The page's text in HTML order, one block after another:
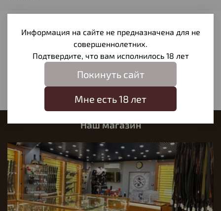
Отзывы
Отзывов еще никто не оставлял
Наш магазин
Информация на сайте не предназначена для не
совершеннолетних.
Подтвердите, что вам исполнилось 18 лет
Покинуть сайт
Мне есть 18 лет